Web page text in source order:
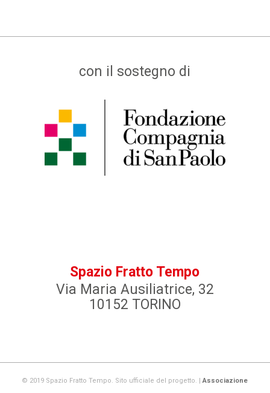
con il sostegno di
Spazio Fratto Tempo
Via Maria Ausiliatrice, 32
10152 TORINO
© 2019 Spazio Fratto Tempo. Sito ufficiale del progetto. |Associazione